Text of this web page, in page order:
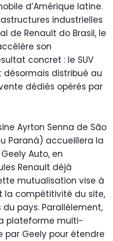
d’Amérique latine.
industrielles
de Renault do Brasil, le
son
concret : le SUV
désormais distribué au
dédiés opérés par
Ayrton Senna de São
Paraná) accueillera la
Auto, en
Renault déjà
mutualisation vise à
la compétitivité du site,
pays. Parallèlement,
plateforme multi-
par Geely pour étendre